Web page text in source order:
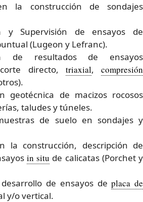
la construcción de sondajes
y Supervisión de ensayos de
(Lugeon y Lefranc).
de resultados de ensayos
directo, triaxial, compresión
geotécnica de macizos rocosos
taludes y túneles.
de suelo en sondajes y
la construcción, descripción de
in situ de calicatas (Porchet y
de ensayos deplaca de
y/o vertical.